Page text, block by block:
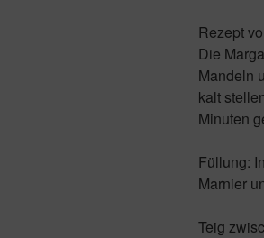
Rezept
Die
Mandeln
kalt
Minuten
Füllung:
Marnier
Teig